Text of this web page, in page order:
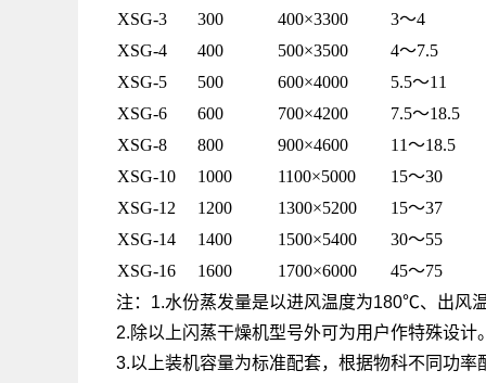
XSG-3
300 400×3300
3～4
XSG-4
400 500×3500
4～7.5
XSG-5
500 600×4000
5.5～11
XSG-6
600 700×4200
7.5～18.5
XSG-8
800 900×4600
11～18.5
XSG-10
1000 1100×5000
15～30
XSG-12
1200 1300×5200
15～37
XSG-14
1400 1500×5400
30～55
XSG-16
1600 1700×6000
45～75
注：1.水份蒸发量是以进风温度为180℃、出风
2.除以上闪蒸干燥机型号外可为用户作特殊设计
3.以上装机容量为标准配套，根据物科不同功率